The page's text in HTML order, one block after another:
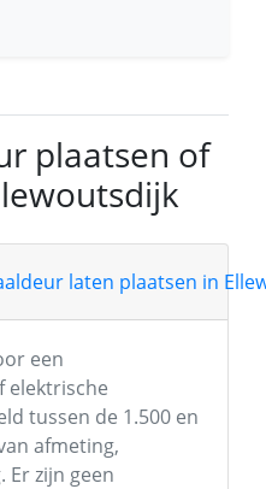
plaatsen of
laten plaatsen in
een
elektrische
tussen de 1.500 en
afmeting,
zijn geen